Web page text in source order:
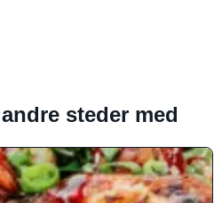
steder med